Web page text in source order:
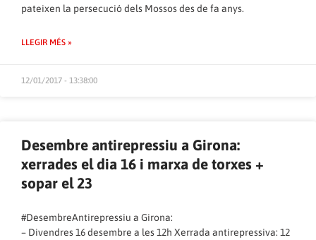
pateixen la persecució dels Mossos des de fa anys.
LLEGIR MÉS »
12/01/2017 - 13:38:00
Desembre antirepressiu a Girona:
xerrades el dia 16 i marxa de torxes +
sopar el 23
#DesembreAntirepressiu a Girona:
– Divendres 16 desembre a les 12h Xerrada antirepressiva: 12